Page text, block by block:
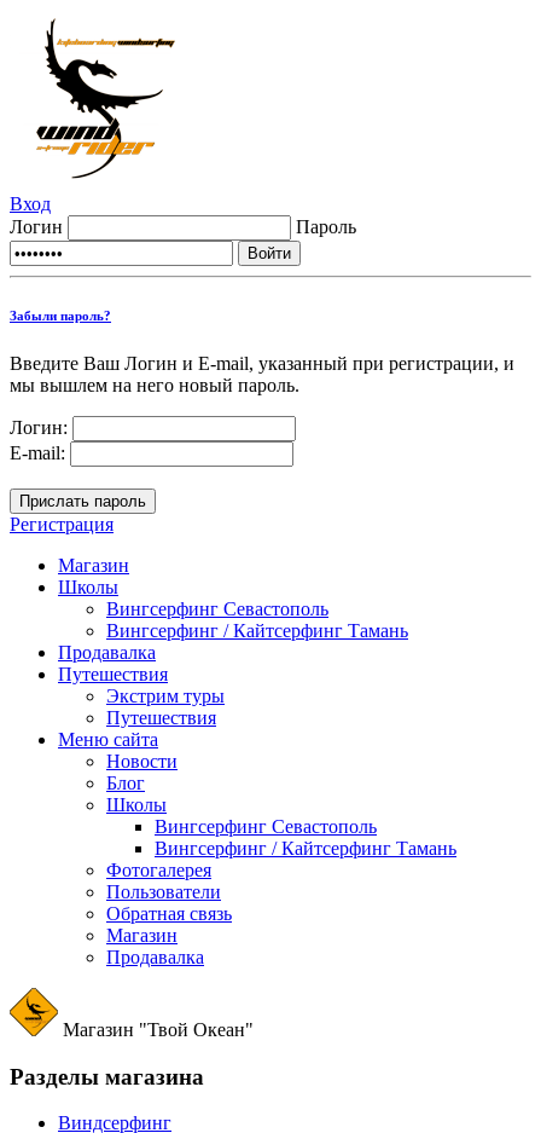
Вход
Логин
Пароль
Забыли пароль?
Введите Ваш Логин и E-mail, указанный при регистрации, и
мы вышлем на него новый пароль.
Логин:
E-mail:
Регистрация
Магазин
Школы
Вингсерфинг Севастополь
Вингсерфинг / Кайтсерфинг Тамань
Продавалка
Путешествия
Экстрим туры
Путешествия
Меню сайта
Новости
Блог
Школы
Вингсерфинг Севастополь
Вингсерфинг / Кайтсерфинг Тамань
Фотогалерея
Пользователи
Обратная связь
Магазин
Продавалка
Магазин "Твой Океан"
Разделы магазина
Виндсерфинг